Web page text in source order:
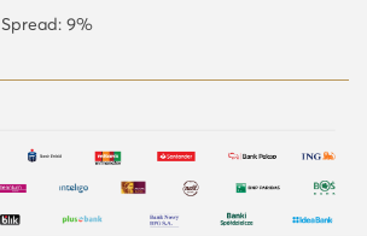
Spread: 9%